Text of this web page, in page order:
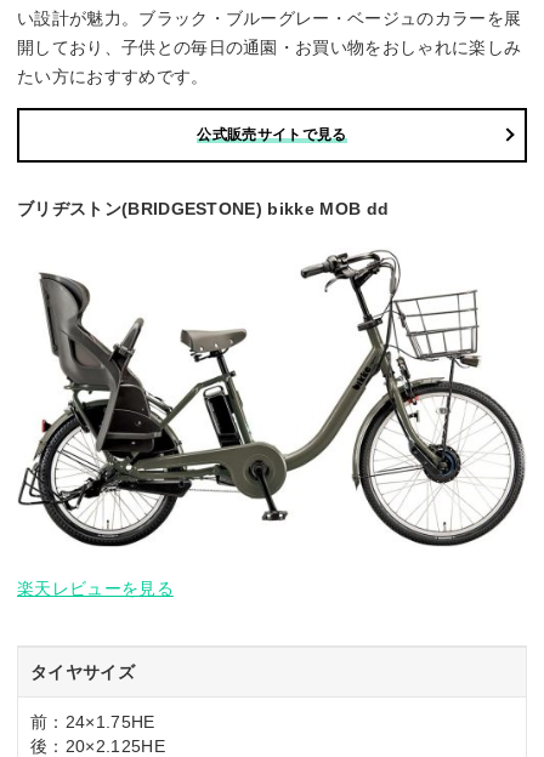
い設計が魅力。ブラック・ブルーグレー・ベージュのカラーを展
開しており、子供との毎日の通園・お買い物をおしゃれに楽しみ
たい方におすすめです。
公式販売サイトで見る
ブリヂストン(BRIDGESTONE) bikke MOB dd
楽天レビューを見る
タイヤサイズ
前：24×1.75HE
後：20×2.125HE